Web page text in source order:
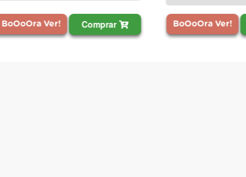
BoOoOra Ver! Comprar